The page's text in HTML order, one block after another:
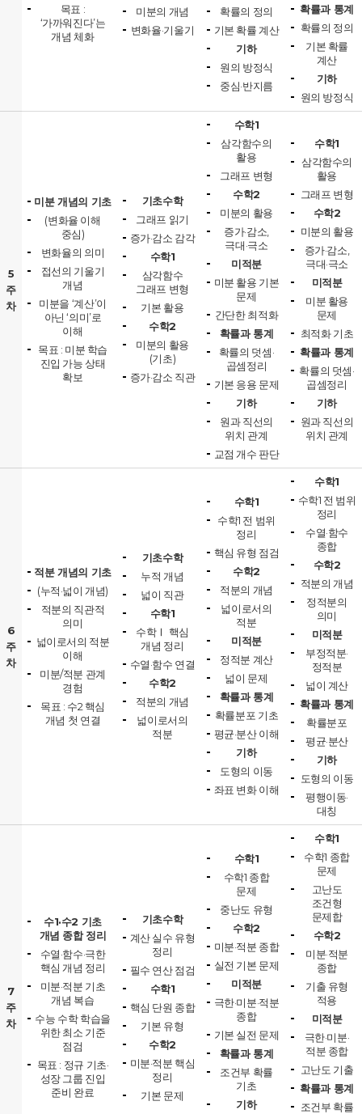
목표 :
‘가까워진다’는
개념 체화
미분의 개념
변화율·기울기
확률의 정의
기본 확률 계산
기하
원의 방정식
중심·반지름
확률과 통계
확률의 정의
기본 확률
계산
기하
원의 방정식
5
주
차
미분 개념의 기초
(변화율 이해
중심)
변화율의 의미
접선의 기울기
개념
미분을 ‘계산’이
아닌 ‘의미’로
이해
목표 : 미분 학습
진입 가능 상태
확보
기초수학
그래프 읽기
증가·감소 감각
수학1
삼각함수
그래프 변형
기본 활용
수학2
미분의 활용
(기초)
증가·감소 직관
수학1
삼각함수의
활용
그래프 변형
수학2
미분의 활용
증가·감소,
극대·극소
미적분
미분 활용 기본
문제
간단한 최적화
확률과 통계
확률의 덧셈·
곱셈정리
기본 응용 문제
기하
원과 직선의
위치 관계
교점 개수 판단
수학1
삼각함수의
활용
그래프 변형
수학2
미분의 활용
증가·감소,
극대·극소
미적분
미분 활용
문제
최적화 기초
확률과 통계
확률의 덧셈·
곱셈정리
기하
원과 직선의
위치 관계
6
주
차
적분 개념의 기초
(누적·넓이 개념)
적분의 직관적
의미
넓이로서의 적분
이해
미분/적분 관계
경험
목표 : 수2 핵심
개념 첫 연결
기초수학
누적 개념
넓이 직관
수학1
수학Ⅰ 핵심
개념 정리
수열·함수 연결
수학2
적분의 개념
넓이로서의
적분
수학1
수학1 전 범위
정리
핵심 유형 점검
수학2
적분의 개념
넓이로서의
적분
미적분
정적분 계산
넓이 문제
확률과 통계
확률분포 기초
평균·분산 이해
기하
도형의 이동
좌표 변화 이해
수학1
수학1 전 범위
정리
수열·함수
종합
수학2
적분의 개념
정적분의
의미
미적분
부정적분·
정적분
넓이 계산
확률과 통계
확률분포
평균·분산
기하
도형의 이동
평행이동·
대칭
7
주
차
수1·수2 기초
개념 종합 정리
수열·함수·극한
핵심 개념 정리
미분·적분 기초
개념 복습
수능 수학 학습을
위한 최소 기준
점검
목표 : 정규 기초·
성장 그룹 진입
준비 완료
기초수학
계산 실수 유형
정리
필수 연산 점검
수학1
핵심 단원 종합
기본 유형
수학2
미분·적분 핵심
정리
기본 문제
수학1
수학1 종합
문제
중난도 유형
수학2
미분·적분 종합
실전 기본 문제
미적분
극한·미분·적분
종합
기본 실전 문제
확률과 통계
조건부 확률
기초
기하
수학1
수학1 종합
문제
고난도
조건형
문제합
수학2
미분·적분
종합
기출 유형
적용
미적분
극한·미분·
적분 종합
고난도 기출
확률과 통계
조건부 확률